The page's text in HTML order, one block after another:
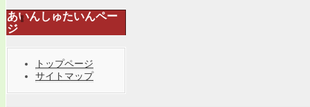
あいんしゅたいんペー
ジ
トップページ
サイトマップ